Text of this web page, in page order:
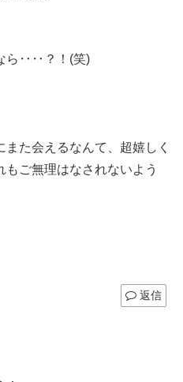
ら‥‥？！(笑)
た会えるなんて、超嬉しく
ご無理はなされないよう
返信